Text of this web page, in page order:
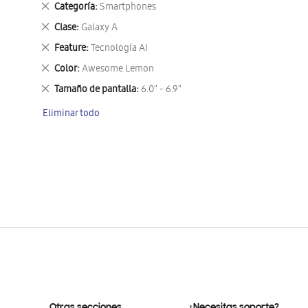
Categoría Smartphones
Eliminar
este
artículo
Clase Galaxy A
Eliminar
este
artículo
Feature Tecnología AI
Eliminar
este
artículo
Color Awesome Lemon
Eliminar
este
artículo
Tamaño de pantalla 6.0" - 6.9"
Eliminar
artículo
Eliminar todo